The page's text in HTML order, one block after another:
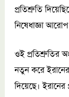
প্রতিশ্রুতি
নিষেধাজ্ঞা
ওই প্রতিশ্রুতির
নতুন করে
দিয়েছে। ইরানের